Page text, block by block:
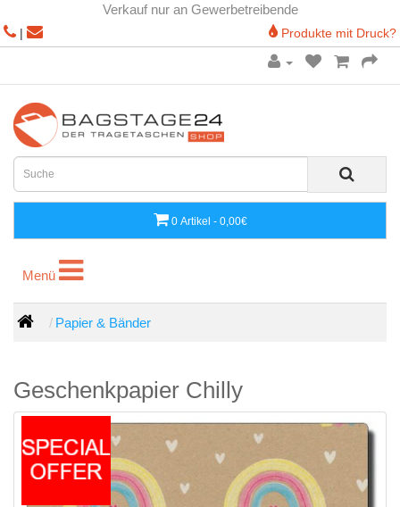
Verkauf nur an Gewerbetreibende
| Produkte mit Druck?
0 Artikel - 0,00€
Menü
Menü
Papier & Bänder
Geschenkpapier Chilly